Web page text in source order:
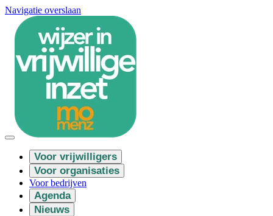
Navigatie overslaan
Voor vrijwilligers
Voor organisaties
Voor bedrijven
Agenda
Nieuws